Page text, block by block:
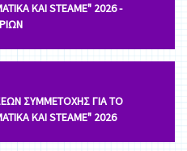
ΚΑΙ STEAME" 2026 -
ΣΥΜΜΕΤΟΧΗΣ ΓΙΑ ΤΟ
ΚΑΙ STEAME" 2026